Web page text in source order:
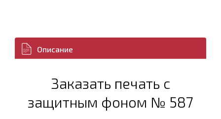
Описание
Заказать печать с
защитным фоном № 587